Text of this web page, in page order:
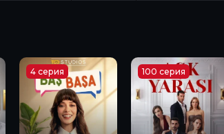
4 серия 100 серия